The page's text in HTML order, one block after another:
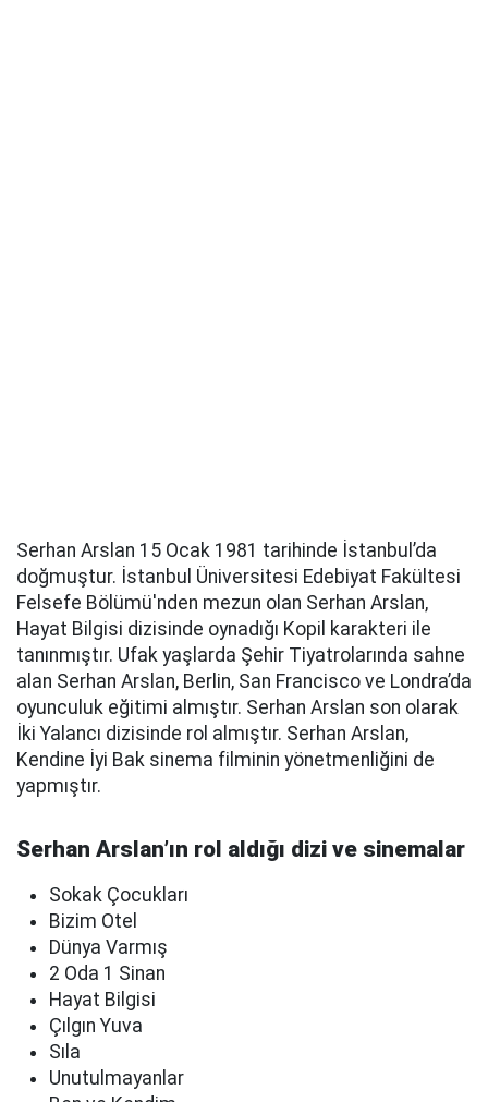
Serhan Arslan 15 Ocak 1981 tarihinde İstanbul’da
doğmuştur. İstanbul Üniversitesi Edebiyat Fakültesi
Felsefe Bölümü'nden mezun olan Serhan Arslan,
Hayat Bilgisi dizisinde oynadığı Kopil karakteri ile
tanınmıştır. Ufak yaşlarda Şehir Tiyatrolarında sahne
alan Serhan Arslan, Berlin, San Francisco ve Londra’da
oyunculuk eğitimi almıştır. Serhan Arslan son olarak
İki Yalancı dizisinde rol almıştır. Serhan Arslan,
Kendine İyi Bak sinema filminin yönetmenliğini de
yapmıştır.
Serhan Arslan’ın rol aldığı dizi ve sinemalar
Sokak Çocukları
Bizim Otel
Dünya Varmış
2 Oda 1 Sinan
Hayat Bilgisi
Çılgın Yuva
Sıla
Unutulmayanlar